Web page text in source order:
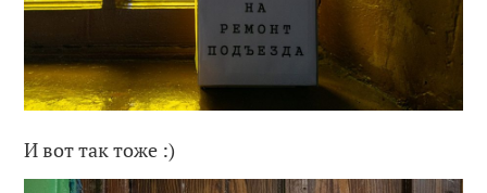
И вот так тоже :)